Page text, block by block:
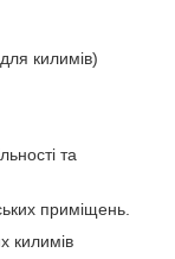
килимів)
та
приміщень.
килимів